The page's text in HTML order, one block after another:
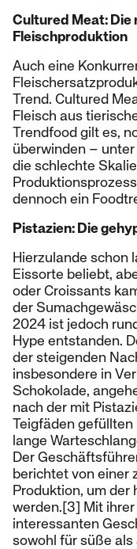
Cultured Meat:
Fleischproduktion
Auch eine
Trend. Cultured
Fleisch aus
Trendfood gilt es,
überwinden –
die schlechte
dennoch ein
Pistazien: Die
Hierzulande schon
Eissorte beliebt,
oder Croissants
der
2024 ist jedoch
Hype entstanden.
der steigenden
insbesondere in
Schokolade,
nach der mit
Teigfäden
lange
Der
berichtet von einer
Produktion, um der
werden.[3] Mit
interessanten
sowohl für süße